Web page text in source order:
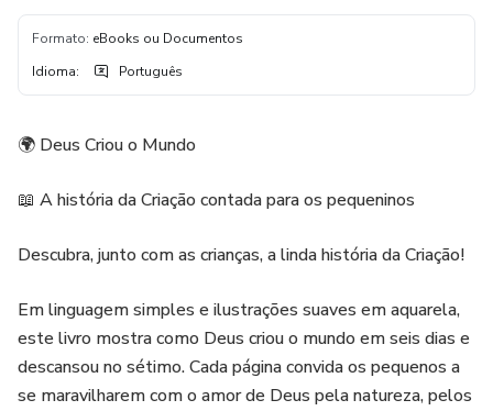
Formato: eBooks ou Documentos
Idioma: Português
🌍 Deus Criou o Mundo
📖 A história da Criação contada para os pequeninos
Descubra, junto com as crianças, a linda história da Criação!
Em linguagem simples e ilustrações suaves em aquarela,
este livro mostra como Deus criou o mundo em seis dias e
descansou no sétimo. Cada página convida os pequenos a
se maravilharem com o amor de Deus pela natureza, pelos